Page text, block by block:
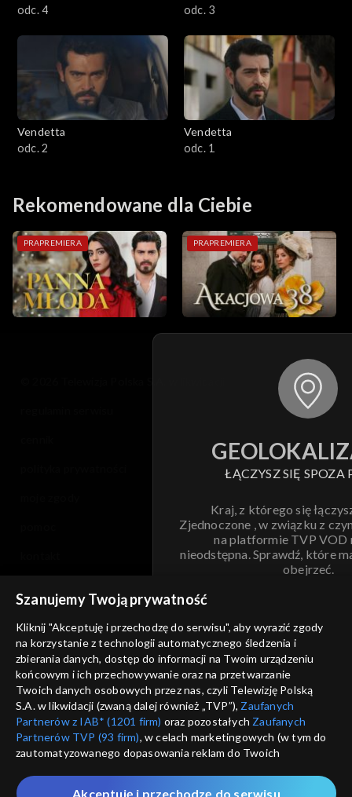
odc. 4
odc. 3
Vendetta
odc. 2
Vendetta
odc. 1
Rekomendowane dla Ciebie
PRAPREMIERA PRAPREMIERA
ŁĄCZYSZ SIĘ SPOZA
Kraj, z którego się
Zjednoczone , w związku z
na platformie TVP VOD
nieodstępna. Sprawdź, które
obejrzeć.
ANULUJ
informacje o dostawcy usług
Szanujemy Twoją prywatność
Kliknij "Akceptuję i przechodzę do serwisu", aby wyrazić zgody
na korzystanie z technologii automatycznego śledzenia i
zbierania danych, dostęp do informacji na Twoim urządzeniu
końcowym i ich przechowywanie oraz na przetwarzanie
Twoich danych osobowych przez nas, czyli Telewizję Polską
S.A. w likwidacji (zwaną dalej również „TVP”), Zaufanych
Partnerów z IAB* (1201 firm) oraz pozostałych Zaufanych
Partnerów TVP (93 firm), w celach marketingowych (w tym do
zautomatyzowanego dopasowania reklam do Twoich
które wskazujemy poniżej, a także zgody na udostępnianie
Akceptuję i przechodzę do serwisu